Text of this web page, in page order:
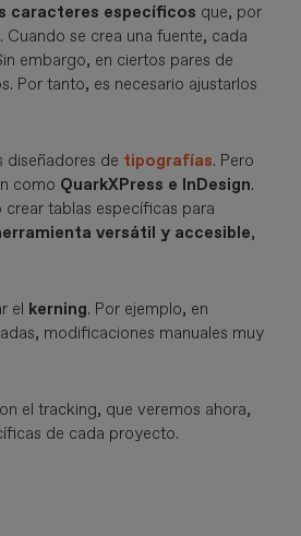
caracteres específicos que, por
. Cuando se crea una fuente, cada
embargo, en ciertos pares de
Por tanto, es necesario ajustarlos
diseñadores de tipografías. Pero
como QuarkXPress e InDesign.
tablas específicas para
versátil y accesible,
el kerning. Por ejemplo, en
modificaciones manuales muy
el tracking, que veremos ahora,
de cada proyecto.